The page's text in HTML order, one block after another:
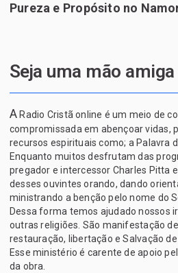
Pureza e Propósito no
A Radio Cristã online é um meio de
compromissada em abençoar vidas,
recursos espirituais como; a Palavra
Enquanto muitos desfrutam das
pregador e intercessor Charles Pitta
desses ouvintes orando, dando
ministrando a benção pelo nome do
Dessa forma temos ajudado nossos
outras religiões. São manifestação
restauração, libertação e Salvação de
Esse ministério é carente de apoio
da obra.